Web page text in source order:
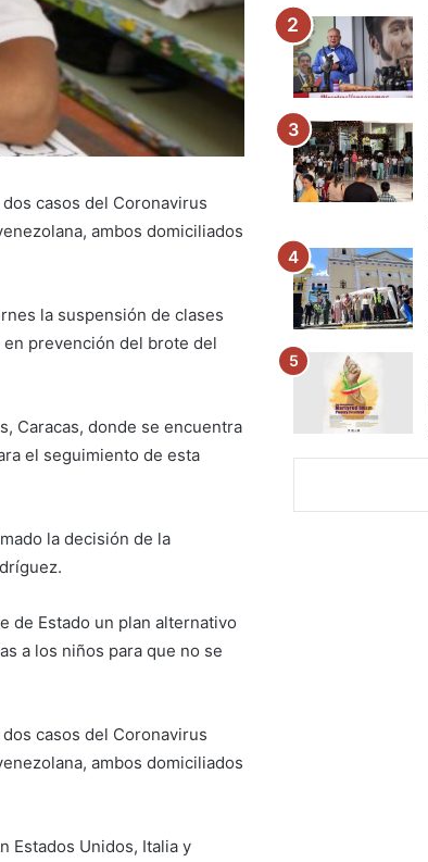
casos del Coronavirus
ambos domiciliados
la suspensión de clases
prevención del brote del
Caracas, donde se encuentra
el seguimiento de esta
la decisión de la
de Estado un plan alternativo
a los niños para que no se
casos del Coronavirus
ambos domiciliados
Estados Unidos, Italia y